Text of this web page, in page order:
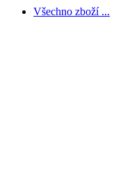
Všechno zboží ...